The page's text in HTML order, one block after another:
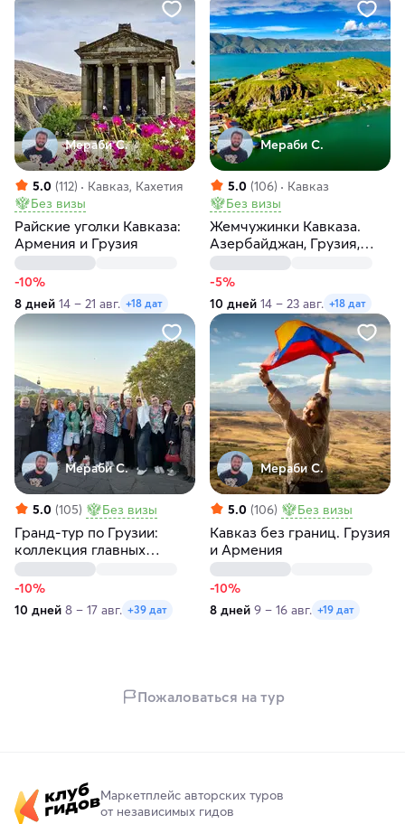
Мераби С.
5.0 (112)
Кавказ, Кахетия
Без визы
Райские уголки Кавказа:
Армения и Грузия
-10%
8 дней 14 – 21 авг. +18 дат
Мераби С.
5.0 (106)
Кавказ
Без визы
Жемчужинки Кавказа.
Азербайджан, Грузия,
Армения
-5%
10 дней 14 – 23 авг. +18 дат
Мераби С.
5.0 (105) Без визы
Гранд-тур по Грузии:
коллекция главных
жемчужин
-10%
10 дней 8 – 17 авг. +39 дат
Мераби С.
5.0 (106) Без визы
Кавказ без границ. Грузия
и Армения
-10%
8 дней 9 – 16 авг. +19 дат
Пожаловаться на тур
Маркетплейс авторских туров
от независимых гидов